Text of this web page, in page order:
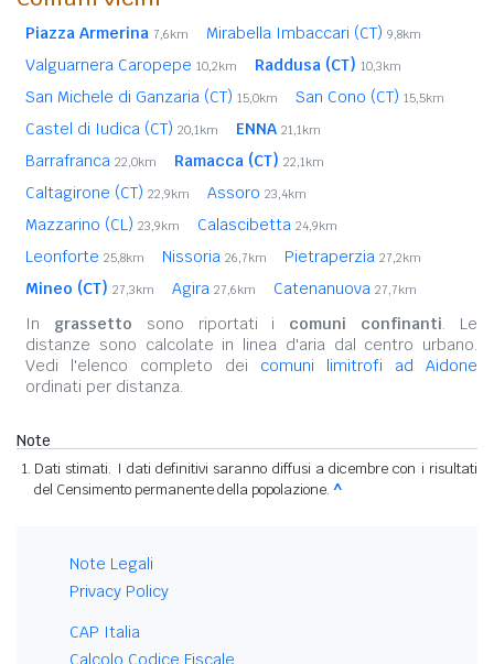
Piazza Armerina 7,6km Mirabella Imbaccari (CT) 9,8km
Valguarnera Caropepe 10,2km Raddusa (CT) 10,3km
San Michele di Ganzaria (CT) 15,0km San Cono (CT) 15,5km
Castel di Iudica (CT) 20,1km ENNA 21,1km
Barrafranca 22,0km Ramacca (CT) 22,1km
Caltagirone (CT) 22,9km Assoro 23,4km
Mazzarino (CL) 23,9km Calascibetta 24,9km
Leonforte 25,8km Nissoria 26,7km Pietraperzia 27,2km
Mineo (CT) 27,3km Agira 27,6km Catenanuova 27,7km
In grassetto sono riportati i comuni confinanti. Le
distanze sono calcolate in linea d'aria dal centro urbano.
Vedi l'elenco completo dei comuni limitrofi ad Aidone
ordinati per distanza.
Note
Dati stimati. I dati definitivi saranno diffusi a dicembre con i risultati
del Censimento permanente della popolazione. ^
Note Legali
Privacy Policy
CAP Italia
Calcolo Codice Fiscale